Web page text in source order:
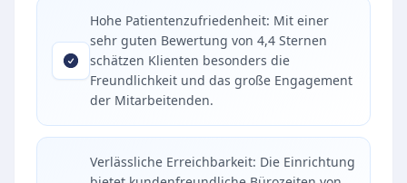
Hohe Patientenzufriedenheit: Mit einer
sehr guten Bewertung von 4,4 Sternen
schätzen Klienten besonders die
Freundlichkeit und das große Engagement
der Mitarbeitenden.
Verlässliche Erreichbarkeit: Die Einrichtung